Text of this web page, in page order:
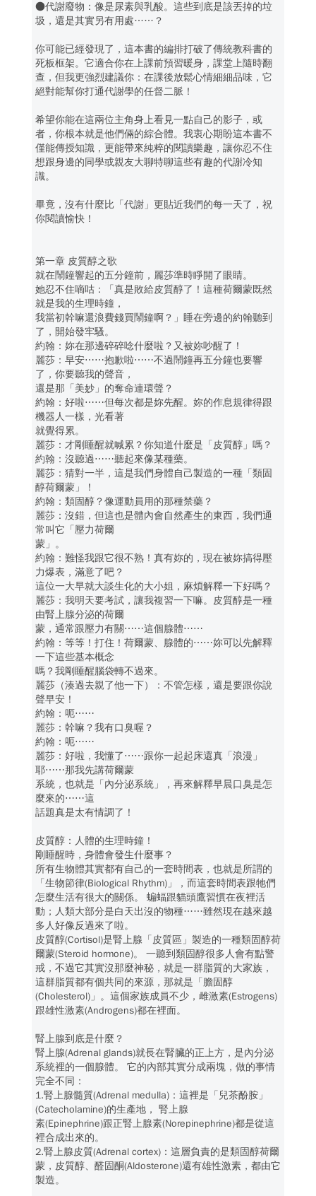
●代謝廢物：像是尿素與乳酸。這些到底是該丟掉的垃
圾，還是其實另有用處……？
你可能已經發現了，這本書的編排打破了傳統教科書的
死板框架。它適合你在上課前預習暖身，課堂上隨時翻
查，但我更強烈建議你：在課後放鬆心情細細品味，它
絕對能幫你打通代謝學的任督二脈！
希望你能在這兩位主角身上看見一點自己的影子，或
者，你根本就是他們倆的綜合體。我衷心期盼這本書不
僅能傳授知識，更能帶來純粹的閱讀樂趣，讓你忍不住
想跟身邊的同學或親友大聊特聊這些有趣的代謝冷知
識。
畢竟，沒有什麼比「代謝」更貼近我們的每一天了，祝
你閱讀愉快！
第一章 皮質醇之歌
就在鬧鐘響起的五分鐘前，麗莎準時睜開了眼睛。
她忍不住嘀咕：「真是敗給皮質醇了！這種荷爾蒙既然
就是我的生理時鐘，
我當初幹嘛還浪費錢買鬧鐘啊？」睡在旁邊的約翰聽到
了，開始發牢騷。
約翰：妳在那邊碎碎唸什麼啦？又被妳吵醒了！
麗莎：早安⋯⋯抱歉啦⋯⋯不過鬧鐘再五分鐘也要響
了，你要聽我的聲音，
還是那「美妙」的奪命連環聲？
約翰：好啦⋯⋯但每次都是妳先醒。妳的作息規律得跟
機器人一樣，光看著
就覺得累。
麗莎：才剛睡醒就喊累？你知道什麼是「皮質醇」嗎？
約翰：沒聽過⋯⋯聽起來像某種藥。
麗莎：猜對一半，這是我們身體自己製造的一種「類固
醇荷爾蒙」！
約翰：類固醇？像運動員用的那種禁藥？
麗莎：沒錯，但這也是體內會自然產生的東西，我們通
常叫它「壓力荷爾
蒙」。
約翰：難怪我跟它很不熟！真有妳的，現在被妳搞得壓
力爆表，滿意了吧？
這位一大早就大談生化的大小姐，麻煩解釋一下好嗎？
麗莎：我明天要考試，讓我複習一下嘛。皮質醇是一種
由腎上腺分泌的荷爾
蒙，通常跟壓力有關⋯⋯這個腺體⋯⋯
約翰：等等！打住！荷爾蒙、腺體的⋯⋯妳可以先解釋
一下這些基本概念
嗎？我剛睡醒腦袋轉不過來。
麗莎（湊過去親了他一下）：不管怎樣，還是要跟你說
聲早安！
約翰：呃⋯⋯
麗莎：幹嘛？我有口臭喔？
約翰：呃⋯⋯
麗莎：好啦，我懂了⋯⋯跟你一起起床還真「浪漫」
耶⋯⋯那我先講荷爾蒙
系統，也就是「內分泌系統」，再來解釋早晨口臭是怎
麼來的⋯⋯這
話題真是太有情調了！
皮質醇：人體的生理時鐘！
剛睡醒時，身體會發生什麼事？
所有生物體其實都有自己的一套時間表，也就是所謂的
「生物節律(Biological Rhythm)」，而這套時間表跟牠們
怎麼生活有很大的關係。 蝙蝠跟貓頭鷹習慣在夜裡活
動；人類大部分是白天出沒的物種……雖然現在越來越
多人好像反過來了啦。
皮質醇(Cortisol)是腎上腺「皮質區」製造的一種類固醇荷
爾蒙(Steroid hormone)。 一聽到類固醇很多人會有點警
戒，不過它其實沒那麼神秘，就是一群脂質的大家族，
這群脂質都有個共同的來源，那就是「膽固醇
(Cholesterol)」。這個家族成員不少，雌激素(Estrogens)
跟雄性激素(Androgens)都在裡面。
腎上腺到底是什麼？
腎上腺(Adrenal glands)就長在腎臟的正上方，是內分泌
系統裡的一個腺體。 它的內部其實分成兩塊，做的事情
完全不同：
1.腎上腺髓質(Adrenal medulla)：這裡是「兒茶酚胺」
(Catecholamine)的生產地， 腎上腺
素(Epinephrine)跟正腎上腺素(Norepinephrine)都是從這
裡合成出來的。
2.腎上腺皮質(Adrenal cortex)：這層負責的是類固醇荷爾
蒙，皮質醇、醛固酮(Aldosterone)還有雄性激素，都由它
製造。